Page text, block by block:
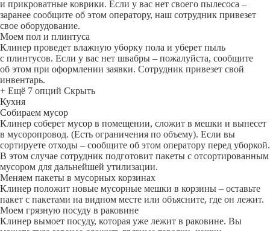
и прикроватные коврики. Если у вас нет своего пылесоса –
заранее сообщите об этом оператору, наш сотрудник привезет
свое оборудование.
Моем пол и плинтуса
Клинер проведет влажную уборку пола и уберет пыль
с плинтусов. Если у вас нет швабры – пожалуйста, сообщите
об этом при оформлении заявки. Сотрудник привезет свой
инвентарь.
+ Ещё 7 опций Скрыть
Кухня
Собираем мусор
Клинер соберет мусор в помещении, сложит в мешки и вынесет
в мусоропровод. (Есть ограничения по объему). Если вы
сортируете отходы – сообщите об этом оператору перед уборкой.
В этом случае сотрудник подготовит пакеты с отсортированным
мусором для дальнейшей утилизации.
Меняем пакеты в мусорных корзинах
Клинер положит новые мусорные мешки в корзины – оставьте
пакет с пакетами на видном месте или объясните, где он лежит.
Моем грязную посуду в раковине
Клинер вымоет посуду, которая уже лежит в раковине. Вы